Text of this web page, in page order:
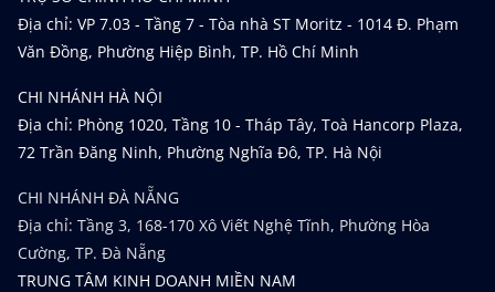
Địa chỉ: VP 7.03 - Tầng 7 - Tòa nhà ST Moritz - 1014 Đ. Phạm
Văn Đồng, Phường Hiệp Bình, TP. Hồ Chí Minh
CHI NHÁNH HÀ NỘI
Địa chỉ: Phòng 1020, Tầng 10 - Tháp Tây, Toà Hancorp Plaza,
72 Trần Đăng Ninh, Phường Nghĩa Đô, TP. Hà Nội
CHI NHÁNH ĐÀ NẴNG
Địa chỉ: Tầng 3, 168-170 Xô Viết Nghệ Tĩnh, Phường Hòa
Cường, TP. Đà Nẵng
TRUNG TÂM KINH DOANH MIỀN NAM